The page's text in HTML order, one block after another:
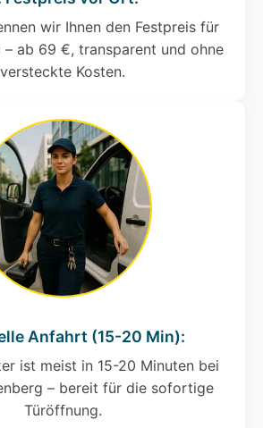
wir Ihnen den Festpreis für
ab 69 €, transparent und ohne
versteckte Kosten.
Anfahrt (15-20 Min):
ist meist in 15-20 Minuten bei
– bereit für die sofortige
Türöffnung.